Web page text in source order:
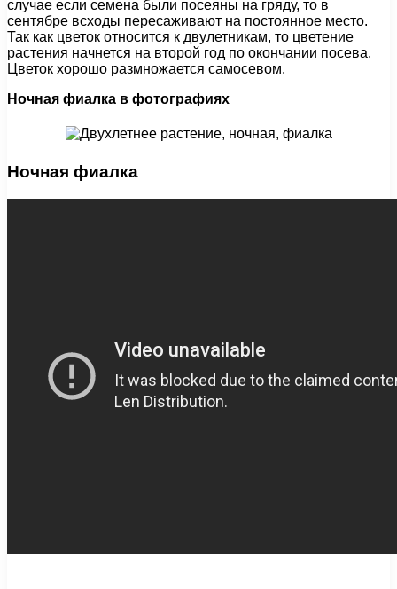
случае если семена были посеяны на гряду, то в
сентябре всходы пересаживают на постоянное место.
Так как цветок относится к двулетникам, то цветение
растения начнется на второй год по окончании посева.
Цветок хорошо размножается самосевом.
Ночная фиалка в фотографиях
Ночная фиалка